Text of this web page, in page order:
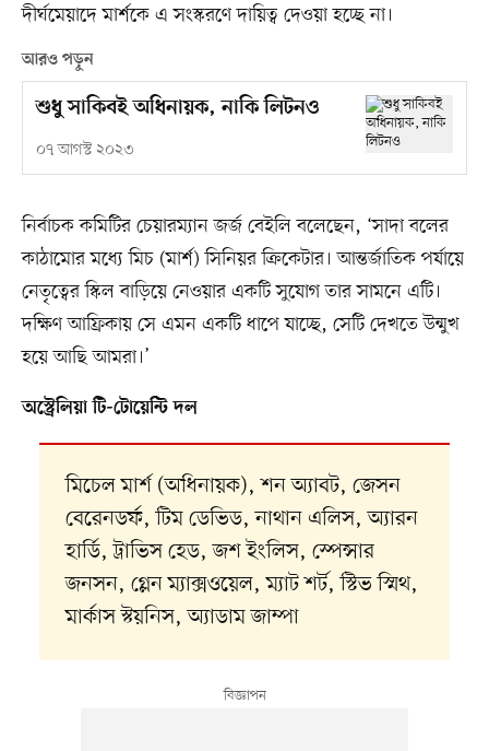
দীর্ঘমেয়াদে মার্শকে এ সংস্করণে দায়িত্ব দেওয়া হচ্ছে না।
আরও পড়ুন
শুধু সাকিবই অধিনায়ক, নাকি লিটনও
০৭ আগস্ট ২০২৩
নির্বাচক কমিটির চেয়ারম্যান জর্জ বেইলি বলেছেন, ‘সাদা বলের
কাঠামোর মধ্যে মিচ (মার্শ) সিনিয়র ক্রিকেটার। আন্তর্জাতিক পর্যায়ে
নেতৃত্বের স্কিল বাড়িয়ে নেওয়ার একটি সুযোগ তার সামনে এটি।
দক্ষিণ আফ্রিকায় সে এমন একটি ধাপে যাচ্ছে, সেটি দেখতে উন্মুখ
হয়ে আছি আমরা।’
অস্ট্রেলিয়া টি-টোয়েন্টি দল
মিচেল মার্শ (অধিনায়ক), শন অ্যাবট, জেসন
বেরেনডর্ফ, টিম ডেভিড, নাথান এলিস, অ্যারন
হার্ডি, ট্রাভিস হেড, জশ ইংলিস, স্পেন্সার
জনসন, গ্লেন ম্যাক্সওয়েল, ম্যাট শর্ট, স্টিভ স্মিথ,
মার্কাস স্টয়নিস, অ্যাডাম জাম্পা